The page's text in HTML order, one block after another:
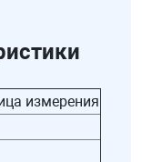
измерения